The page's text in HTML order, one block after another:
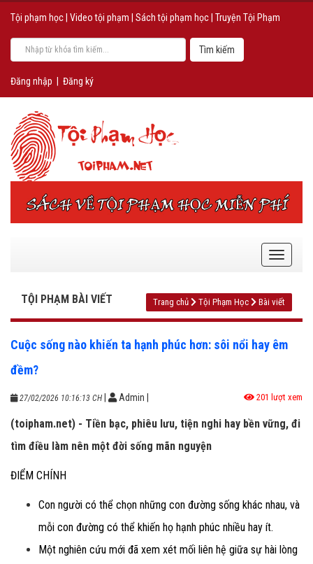
Tội phạm học Video tội phạm Sách tội phạm học Truyện Tội Phạm
Đăng nhập Đăng ký
TỘI PHẠM BÀI VIẾT Trang chủ Tội Phạm Học Bài viết
Cuộc sống nào khiến ta hạnh phúc hơn: sôi nổi hay êm
đềm?
27/02/2026 10:16:13 CH Admin 201 lượt xem
(toipham.net) - Tiền bạc, phiêu lưu, tiện nghi hay bền vững, đi
tìm điều làm nên một đời sống mãn nguyện
ĐIỂM CHÍNH
Con người có thể chọn những con đường sống khác nhau, và
mỗi con đường có thể khiến họ hạnh phúc nhiều hay ít.
Một nghiên cứu mới đã xem xét mối liên hệ giữa sự hài lòng